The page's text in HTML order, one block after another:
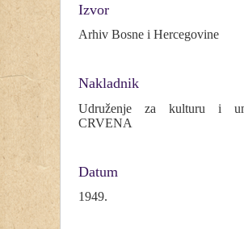
Izvor
Arhiv Bosne i Hercegovine
Nakladnik
Udruženje za kulturu i
CRVENA
Datum
1949.